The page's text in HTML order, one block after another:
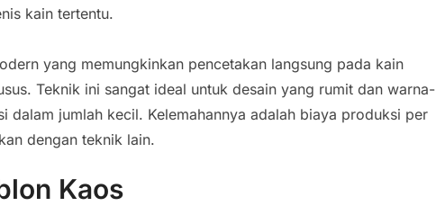
kain tertentu.
yang memungkinkan pencetakan langsung pada kain
Teknik ini sangat ideal untuk desain yang rumit dan warna-
dalam jumlah kecil. Kelemahannya adalah biaya produksi per
dengan teknik lain.
Kaos